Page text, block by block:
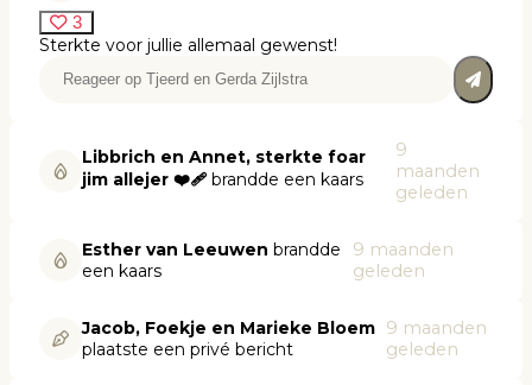
3
Sterkte voor jullie allemaal gewenst!
Libbrich en Annet, sterkte foar
jim allejer ❤️‍🩹 brandde een kaars
9
maanden
geleden
Esther van Leeuwen brandde
een kaars
9 maanden
geleden
Jacob, Foekje en Marieke Bloem
plaatste een privé bericht
9 maanden
geleden